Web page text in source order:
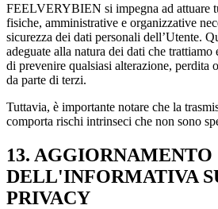
FEELVERYBIEN si impegna ad attuare
fisiche, amministrative e organizzative
sicurezza dei dati personali dell’Utente.
adeguate alla natura dei dati che
di prevenire qualsiasi alterazione, perdita
da parte di terzi.
Tuttavia, è importante notare che la
comporta rischi intrinseci che non sono
13. AGGIORNAMENTO
DELL'INFORMATIVA
PRIVACY